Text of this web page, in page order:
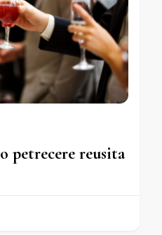
petrecere reusita